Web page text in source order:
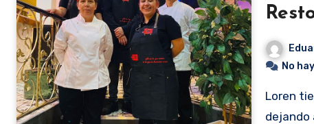
No
Loren tiene 38 años, hace más de 12 emigró a España
dejando